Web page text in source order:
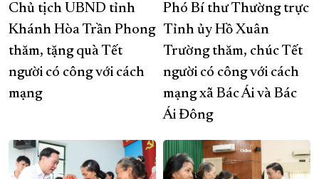
Chủ tịch UBND tỉnh
Khánh Hòa Trần Phong
thăm, tặng quà Tết
người có công với cách
mạng
Phó Bí thư Thường trực
Tỉnh ủy Hồ Xuân
Trường thăm, chúc Tết
người có công với cách
mạng xã Bác Ái và Bác
Ái Đông